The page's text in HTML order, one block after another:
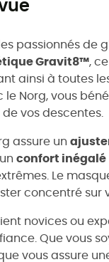
passionnés de
Gravit8™,
ainsi à toutes
Norg, vous
vos descentes.
assure un
confort inégalé
Le
concentré sur
novices ou
Que vous
vous assure